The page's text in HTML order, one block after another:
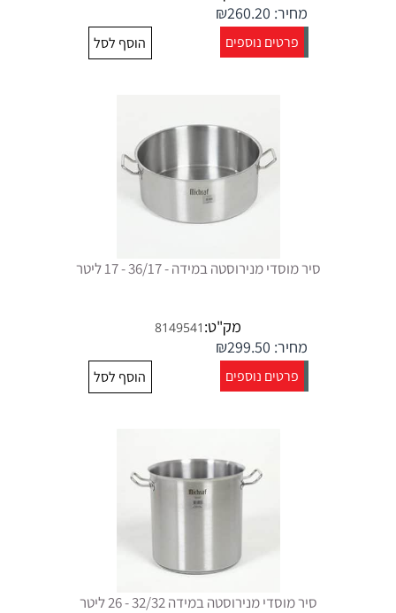
מחיר: ₪260.20
פרטים נוספים הוסף לסל
סיר מוסדי מנירוסטה במידה - 36/17 - 17 ליטר
מק"ט: 8149541
מחיר: ₪299.50
פרטים נוספים הוסף לסל
סיר מוסדי מנירוסטה במידה 32/32 - 26 ליטר